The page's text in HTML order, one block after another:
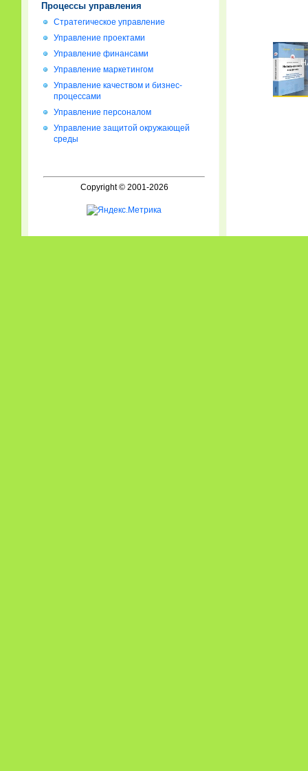
Процессы управления
Стратегическое управление
Управление проектами
Управление финансами
Управление маркетингом
Управление качеством и бизнес-
процессами
Управление персоналом
Управление защитой окружающей
среды
Copyright © 2001-2026